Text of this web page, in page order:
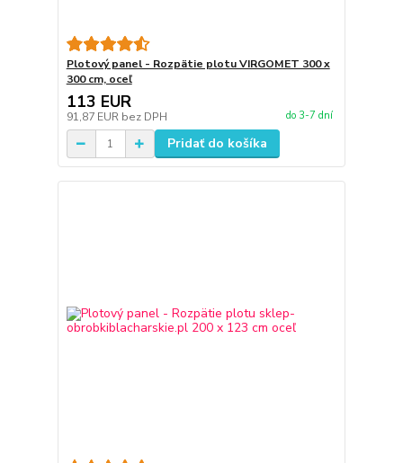
Plotový panel - Rozpätie plotu VIRGOMET 300 x
300 cm, oceľ
113 EUR
91,87 EUR bez DPH do 3-7 dní
Pridať do košíka